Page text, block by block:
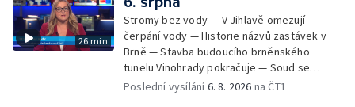
26 min
Stromy bez vody — V Jihlavě omezují
čerpání vody — Historie názvů zastávek v
Brně — Stavba budoucího brněnského
tunelu Vinohrady pokračuje — Soud se
žhářem zlínského baru — Odložení bourání
Poslední vysílání6. 8. 2026 na ČT1